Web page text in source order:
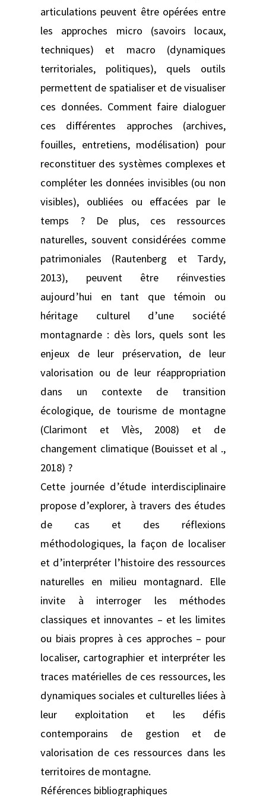
articulations peuvent être opérées entre
les approches micro (savoirs locaux,
techniques) et macro (dynamiques
territoriales, politiques), quels outils
permettent de spatialiser et de visualiser
ces données. Comment faire dialoguer
ces différentes approches (archives,
fouilles, entretiens, modélisation) pour
reconstituer des systèmes complexes et
compléter les données invisibles (ou non
visibles), oubliées ou effacées par le
temps ? De plus, ces ressources
naturelles, souvent considérées comme
patrimoniales (Rautenberg et Tardy,
2013), peuvent être réinvesties
aujourd’hui en tant que témoin ou
héritage culturel d’une société
montagnarde : dès lors, quels sont les
enjeux de leur préservation, de leur
valorisation ou de leur réappropriation
dans un contexte de transition
écologique, de tourisme de montagne
(Clarimont et Vlès, 2008) et de
changement climatique (Bouisset et al .,
2018) ?
Cette journée d’étude interdisciplinaire
propose d’explorer, à travers des études
de cas et des réflexions
méthodologiques, la façon de localiser
et d’interpréter l’histoire des ressources
naturelles en milieu montagnard. Elle
invite à interroger les méthodes
classiques et innovantes – et les limites
ou biais propres à ces approches – pour
localiser, cartographier et interpréter les
traces matérielles de ces ressources, les
dynamiques sociales et culturelles liées à
leur exploitation et les défis
contemporains de gestion et de
valorisation de ces ressources dans les
territoires de montagne.
Références bibliographiques